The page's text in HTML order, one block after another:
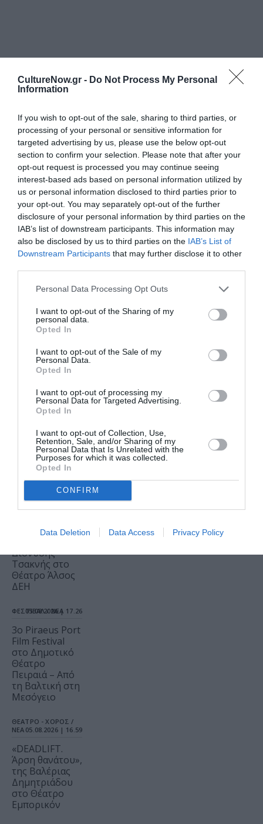
CultureNow.gr - Do Not Process My Personal
Information
If you wish to opt-out of the sale, sharing to third parties, or
processing of your personal or sensitive information for
targeted advertising by us, please use the below opt-out
section to confirm your selection. Please note that after your
opt-out request is processed you may continue seeing
interest-based ads based on personal information utilized by
us or personal information disclosed to third parties prior to
your opt-out. You may separately opt-out of the further
disclosure of your personal information by third parties on the
IAB’s list of downstream participants. This information may
also be disclosed by us to third parties on the IAB’s List of
Downstream Participants that may further disclose it to other
Personal Data Processing Opt Outs
I want to opt-out of the Sharing of my
personal data.
Opted In
I want to opt-out of the Sale of my
Personal Data.
Opted In
I want to opt-out of processing my
Personal Data for Targeted Advertising.
Opted In
I want to opt-out of Collection, Use,
Retention, Sale, and/or Sharing of my
Personal Data that Is Unrelated with the
Purposes for which it was collected.
Opted In
CONFIRM
Data Deletion Data Access Privacy Policy
Τελευταία
νέα
ΘΕΑΤΡΟ - ΧΟΡΟΣ /
ΝΕΑ05.08.2026 | 20.02
Άλκηστις,
του
Ευριπίδη σε
σκηνοθεσία
Αισχύλεια
2026
ΦΕΣΤΙΒΑΛ / ΝΕΑ
05.08.2026 | 19.04
Φεστιβάλ
Αθηνών
Επιδαύρου
2026: Ένας
προορισμός –
παραστάσεις
που δεν πρέπει
να χάσετε
ΜΟΥΣΙΚΗ / ΜΟΥΣΙΚΑ
05.08.2026 | 18.01
Το Ροκ το
Κώστας
Διονύσης
Τσακνής στο
Θέατρο Άλσος
ΔΕΗ
ΦΕΣΤΙΒΑΛ / ΝΕΑ
05.08.2026 | 17.26
3o Piraeus Port
Film Festival
στο Δημοτικό
Θέατρο
Πειραιά – Από
τη Βαλτική στη
Μεσόγειο
ΘΕΑΤΡΟ - ΧΟΡΟΣ /
ΝΕΑ 05.08.2026 | 16.59
«DEADLIFT.
Άρση θανάτου»,
της Βαλέριας
Δημητριάδου
στο Θέατρο
Εμπορικόν